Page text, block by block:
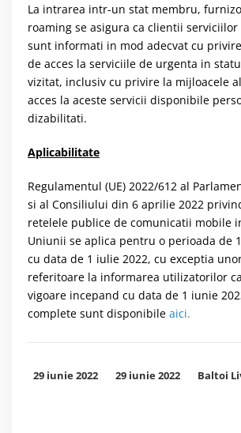
La intrarea intr-un stat membru,
roaming se asigura ca clientii
sunt informati in mod adecvat cu
de acces la serviciile de urgenta in
vizitat, inclusiv cu privire la mijloacele
acces la aceste servicii disponibile
dizabilitati.
Aplicabilitate
Regulamentul (UE) 2022/612 al
si al Consiliului din 6 aprilie 2022
retelele publice de comunicatii mobile
Uniunii se aplica pentru o perioada de
cu data de 1 iulie 2022, cu exceptia
referitoare la informarea utilizatorilor
vigoare incepand cu data de 1 iunie
complete sunt disponibile aici.
29 iunie 2022 29 iunie 2022 Baltoi